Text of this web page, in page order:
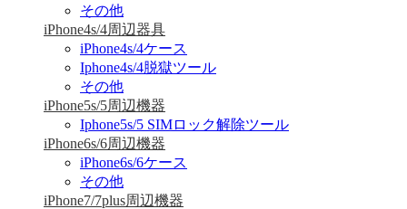
その他
iPhone4s/4周辺器具
iPhone4s/4ケース
Iphone4s/4脱獄ツール
その他
iPhone5s/5周辺機器
Iphone5s/5 SIMロック解除ツール
iPhone6s/6周辺機器
iPhone6s/6ケース
その他
iPhone7/7plus周辺機器